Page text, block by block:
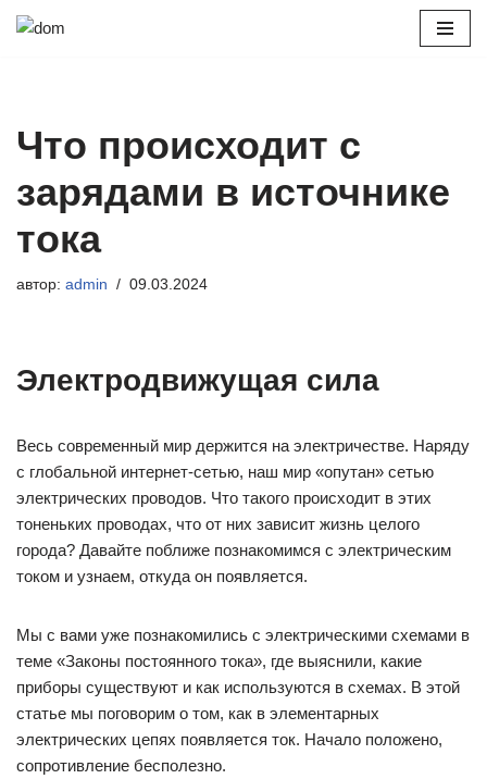
Что происходит с
зарядами в источнике
тока
автор: admin 09.03.2024
Электродвижущая сила
Весь современный мир держится на электричестве. Наряду
с глобальной интернет-сетью, наш мир «опутан» сетью
электрических проводов. Что такого происходит в этих
тоненьких проводах, что от них зависит жизнь целого
города? Давайте поближе познакомимся с электрическим
током и узнаем, откуда он появляется.
Мы с вами уже познакомились с электрическими схемами в
теме «Законы постоянного тока», где выяснили, какие
приборы существуют и как используются в схемах. В этой
статье мы поговорим о том, как в элементарных
электрических цепях появляется ток. Начало положено,
сопротивление бесполезно.